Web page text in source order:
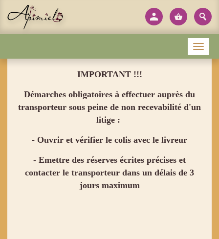
IMPORTANT !!!
Démarches obligatoires à effectuer auprès du
transporteur sous peine de non recevabilité d'un
litige :
- Ouvrir et vérifier le colis avec le livreur
- Emettre des réserves écrites précises et
contacter le transporteur dans un délais de 3
jours maximum
Menu
Panneau de gestion des cookies